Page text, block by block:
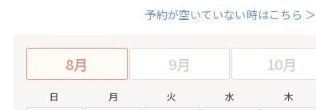
予約が空いていない時はこちら ＞
8月 9月 10月
日 月 火 水 木